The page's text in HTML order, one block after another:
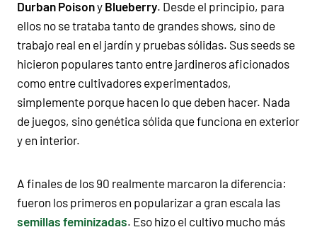
Durban Poisony Blueberry. Desde el principio, para
ellos no se trataba tanto de grandes shows, sino de
trabajo real en el jardín y pruebas sólidas. Sus seeds se
hicieron populares tanto entre jardineros aficionados
como entre cultivadores experimentados,
simplemente porque hacen lo que deben hacer. Nada
de juegos, sino genética sólida que funciona en exterior
y en interior.
A finales de los 90 realmente marcaron la diferencia:
fueron los primeros en popularizar a gran escala las
semillas feminizadas. Eso hizo el cultivo mucho más